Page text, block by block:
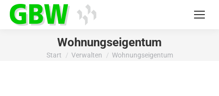
Wohnungseigentum
Sie befinden sich hier:
Start Verwalten Wohnungseigentum